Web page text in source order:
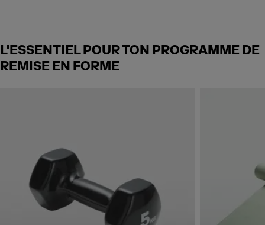
L'ESSENTIEL POUR TON PROGRAMME DE
REMISE EN FORME